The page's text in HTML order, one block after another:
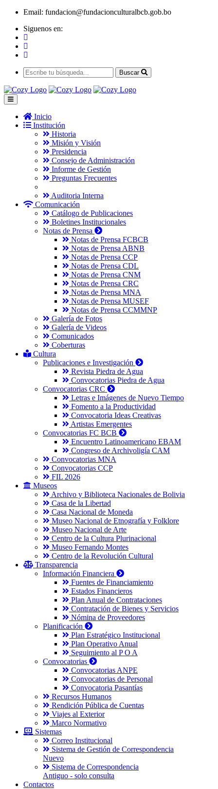
Email: fundacion@fundacionculturalbcb.gob.bo
Siguenos en:
Buscar
Inicio
Institución
Historia
Misión y Visión
Presidencia
Consejo de Administración
Informe de Gestión
Preguntas Frecuentes
Auditoria Interna
Comunicación
Catálogo de Publicaciones
Boletines Institucionales
Notas de Prensa
Notas de Prensa FCBCB
Notas de Prensa ABNB
Notas de Prensa CCP
Notas de Prensa CDL
Notas de Prensa CNM
Notas de Prensa CRC
Notas de Prensa MNA
Notas de Prensa MUSEF
Notas de Prensa CCMMNP
Galería de Fotos
Galería de Videos
Comunicados
Coberturas
Cultura
Publicaciones e Investigación
Revista Piedra de Agua
Convocatorias Piedra de Agua
Convocatorias CRC
Letras e Imágenes de Nuevo Tiempo
Fomento a la Productividad
Convocatoria Ideas Creativas
Artistas Emergentes
Convocatorias FC BCB
Encuentro Latinoamericano EBAM
Congreso de Archivoligía CAM
Convocatorias MNA
Convocatorias CCP
FIL 2026
Museos
Archivo y Biblioteca Nacionales de Bolivia
Casa de la Libertad
Casa Nacional de Moneda
Museo Nacional de Etnografía y Folklore
Museo Nacional de Arte
Centro de la Cultura Plurinacional
Museo Fernando Montes
Centro de la Revolución Cultural
Transparencia
Información Financiera
Fuentes de Financiamiento
Estados Financieros
Plan Anual de Contrataciones
Contratación de Bienes y Servicios
Nómina de Proveedores
Planificación
Plan Estratégico Institucional
Plan Operativo Anual
Seguimiento al P O A
Convocatorias
Convocatorias ANPE
Convocatorias de Personal
Convocatoria Pasantías
Recursos Humanos
Rendición Pública de Cuentas
Viajes al Exterior
Marco Normativo
Sistemas
Correo Institucional
Sistema de Gestión de Correspondencia
Nuevo
Sistema de Correspondencia
Antiguo - solo consulta
Contactos